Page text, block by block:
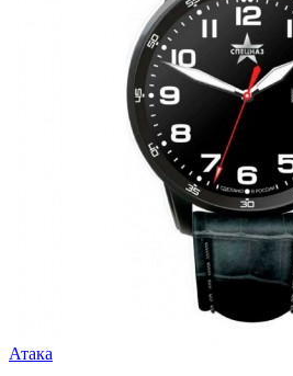
Атака